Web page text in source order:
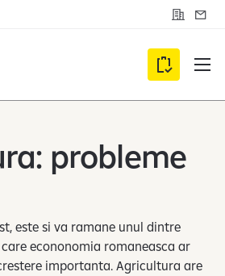
C
c
S
i
z
C
e
v
c
l
i
probleme
este si va ramane unul dintre
econonomia romaneasca ar
importanta. Agricultura are